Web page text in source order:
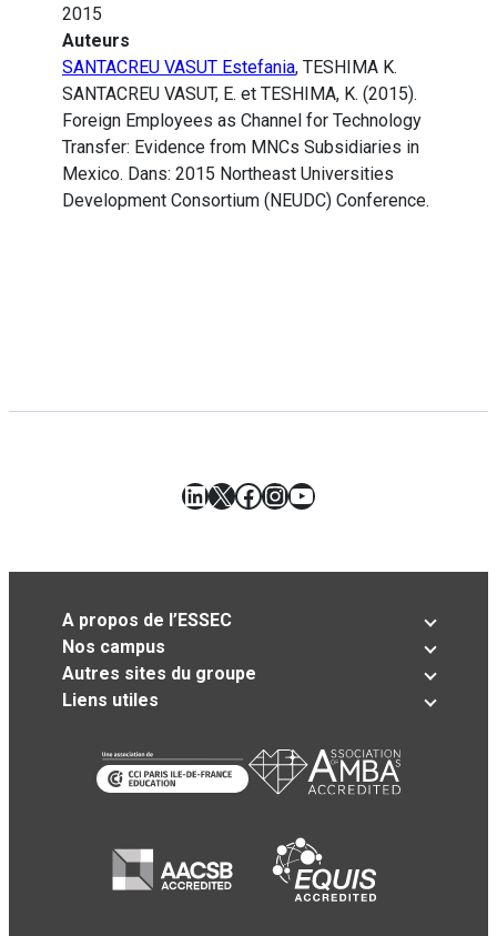
2015
Auteurs
SANTACREU VASUT Estefania, TESHIMA K.
SANTACREU VASUT, E. et TESHIMA, K. (2015).
Foreign Employees as Channel for Technology
Transfer: Evidence from MNCs Subsidiaries in
Mexico. Dans: 2015 Northeast Universities
Development Consortium (NEUDC) Conference.
LinkedIn
X Facebook
Instagram
YouTube
A propos de l’ESSEC
Nos campus
Autres sites du groupe
Liens utiles